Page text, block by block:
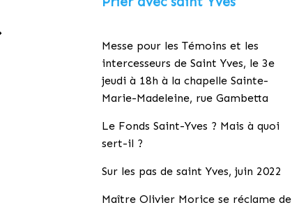
Messe pour les Témoins et les
intercesseurs de Saint Yves, le 3e
jeudi à 18h à la chapelle Sainte-
Marie-Madeleine, rue Gambetta
Le Fonds Saint-Yves ? Mais à quoi
sert-il ?
Sur les pas de saint Yves, juin 2022
Maître Olivier Morice se réclame de